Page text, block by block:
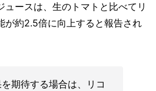
ュースは、生のトマトと比べてリ
が約2.5倍に向上すると報告され
期待する場合は、リコ